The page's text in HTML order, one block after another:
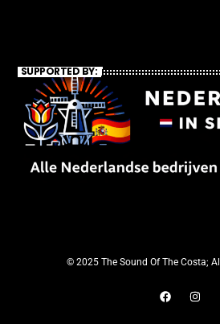
SUPPORTED BY:
© 2025 The Sound Of The Costa;